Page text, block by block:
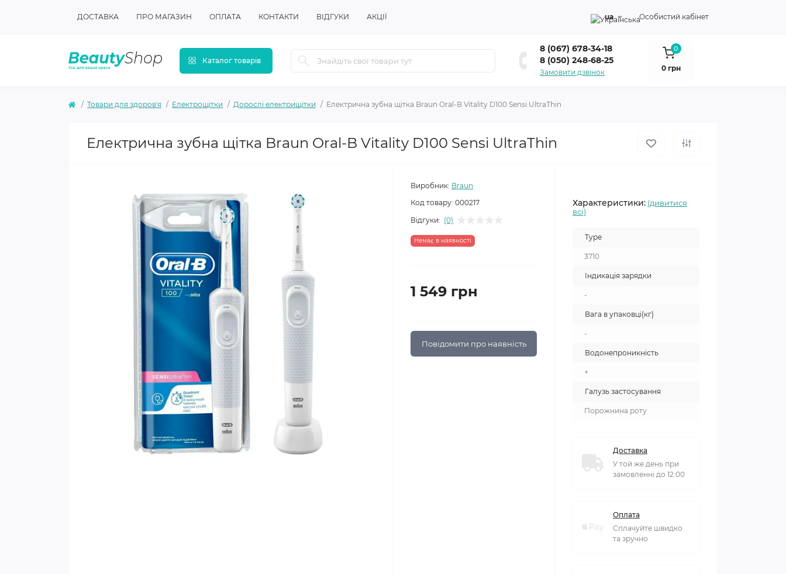
ДОСТАВКА ПРО МАГАЗИН ОПЛАТА КОНТАКТИ ВІДГУКИ АКЦІЇ ua Особистий кабінет
Каталог товарів
8 (067) 678-34-18
8 (050) 248-68-25
Замовити дзвінок
0
0 грн
Товари для здоровʼя Електрощітки Дорослі електрищітки Електрична зубна щітка Braun Oral-B Vitality D100 Sensi UltraThin
Електрична зубна щітка Braun Oral-B Vitality D100 Sensi UltraThin
Виробник: Braun
Код товару: 000217
Відгуки: (0)
Немає в наявності
1 549 грн
Повідомити про наявність
Характеристики: (дивитися
всі)
Type
3710
Індикація зарядки
-
Вага в упаковці(кг)
-
Водонепроникність
+
Галузь застосування
Порожнина роту
Доставка
У той же день при
замовленні до 12:00
Оплата
Сплачуйте швидко
та зручно